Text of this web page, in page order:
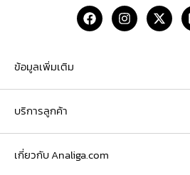
F
a
c
o
I
n
s
r
X
-
t
t
ข้อมูลเพิ่มเติม
บริการลูกค้า
เกี่ยวกับ Analiga.com